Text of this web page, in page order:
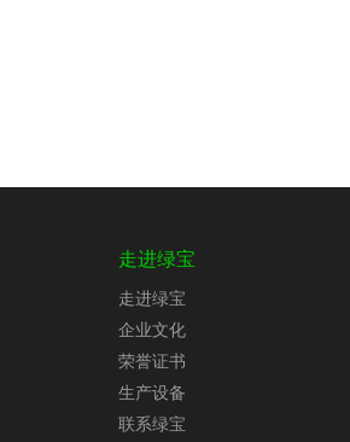
走进绿宝
走进绿宝
企业文化
荣誉证书
生产设备
联系绿宝